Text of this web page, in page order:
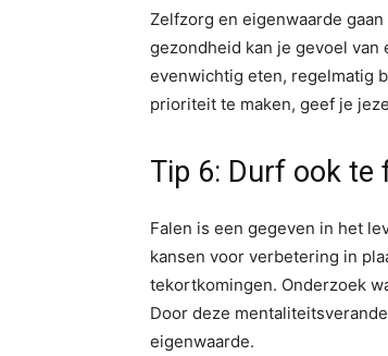
Zelfzorg en eigenwaarde
gezondheid kan je gevoel van
evenwichtig eten, regelmatig
prioriteit te maken, geef je
Tip 6: Durf ook te
Falen is een gegeven in het
kansen voor verbetering in
tekortkomingen. Onderzoek
Door deze
eigenwaarde.